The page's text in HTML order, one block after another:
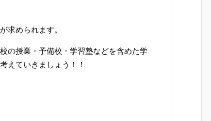
求められます。
の授業・予備校・学習塾などを含めた学
えていきましょう！！